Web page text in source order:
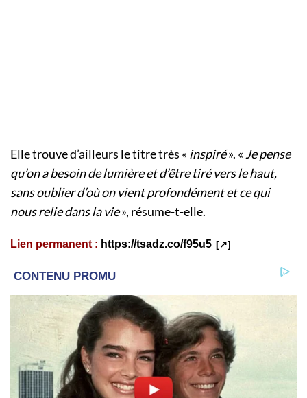
Elle trouve d’ailleurs le titre très « inspiré». « Je pense
qu’on a besoin de lumière et d’être tiré vers le haut,
sans oublier d’où on vient profondément et ce qui
nous relie dans la vie», résume-t-elle.
Lien permanent : https://tsadz.co/f95u5